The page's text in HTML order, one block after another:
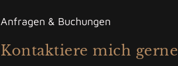
Anfragen & Buchungen
Kontaktiere mich gerne